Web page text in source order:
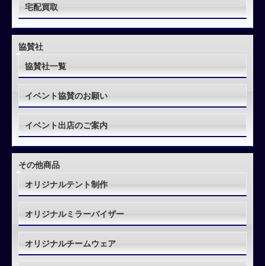
宅配買取
協賛社
協賛社一覧
イベント協賛のお願い
イベント出店のご案内
その他商品
オリジナルテント制作
オリジナルミラーバイザー
オリジナルチームウェア